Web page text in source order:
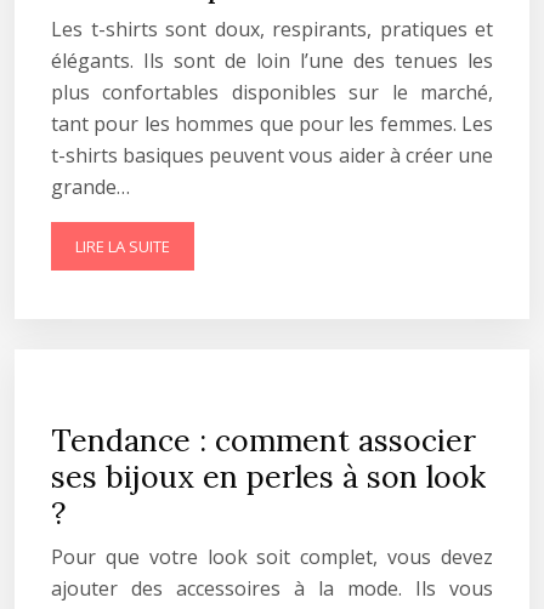
Les t-shirts sont doux, respirants, pratiques et
élégants. Ils sont de loin l’une des tenues les
plus confortables disponibles sur le marché,
tant pour les hommes que pour les femmes. Les
t-shirts basiques peuvent vous aider à créer une
grande…
LIRE LA SUITE
Tendance : comment associer
ses bijoux en perles à son look
?
Pour que votre look soit complet, vous devez
ajouter des accessoires à la mode. Ils vous